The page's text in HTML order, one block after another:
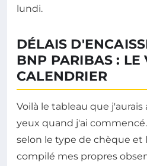
lundi.
DÉLAIS
BNP PARIBAS : LE
CALENDRIER
Voilà le tableau que j'aurais
yeux quand j'ai
selon le type de chèque et
compilé mes propres